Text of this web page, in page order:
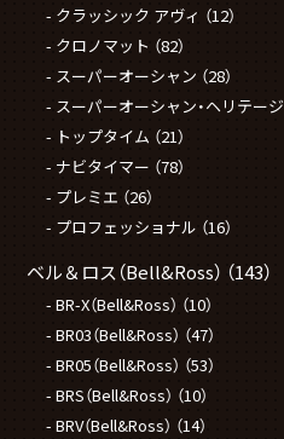
クラッシック アヴィ （12）
クロノマット （82）
スーパーオーシャン （28）
スーパーオーシャン・ヘリテージ
トップタイム （21）
ナビタイマー （78）
プレミエ （26）
プロフェッショナル （16）
ベル＆ロス（Bell&Ross） （143）
BR-X（Bell&Ross） （10）
BR03（Bell&Ross） （47）
BR05（Bell&Ross） （53）
BRS（Bell&Ross） （10）
BRV（Bell&Ross） （14）